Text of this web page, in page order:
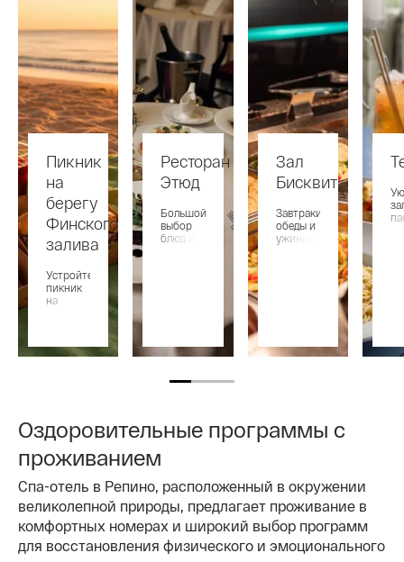
Пикник
на
берегу
Финского
залива
Устройте
пикник
на
Ресторан
Этюд
Большой
выбор
блюд и
Зал
Бисквит
Завтраки,
обеды и
ужины в
Оздоровительные программы с
проживанием
Спа-отель в Репино, расположенный в окружении
великолепной природы, предлагает проживание в
комфортных номерах и широкий выбор программ
для восстановления физического и эмоционального